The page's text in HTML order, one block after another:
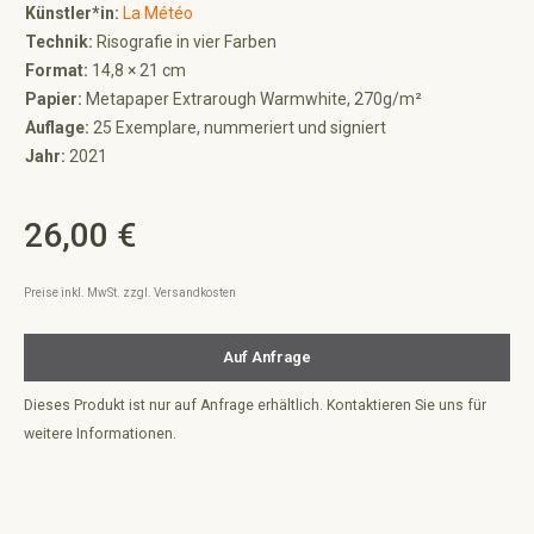
Künstler*in: La Météo
Technik: Risografie in vier Farben
Format: 14,8 × 21 cm
Papier: Metapaper Extrarough Warmwhite, 270g/m²
Auflage: 25 Exemplare, nummeriert und signiert
Jahr: 2021
Regulärer Preis:
26,00 €
Preise inkl. MwSt. zzgl. Versandkosten
Auf Anfrage
Dieses Produkt ist nur auf Anfrage erhältlich. Kontaktieren Sie uns für
weitere Informationen.